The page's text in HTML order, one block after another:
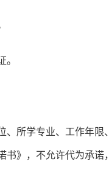
、所学专业、工作年限
书》，不允许代为承诺